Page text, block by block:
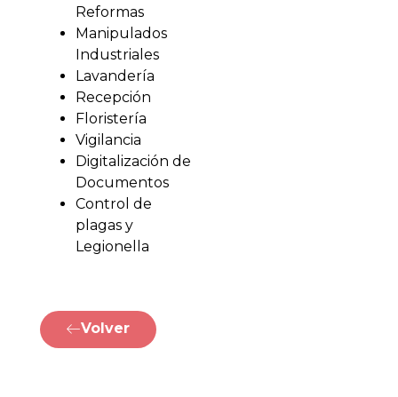
Reformas
Manipulados
Industriales
Lavandería
Recepción
Floristería
Vigilancia
Digitalización de
Documentos
Control de
plagas y
Legionella
Volver